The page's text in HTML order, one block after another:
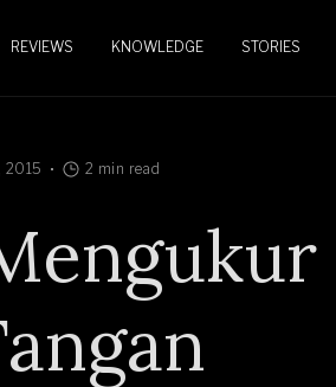
REVIEWS KNOWLEDGE STORIES
2015 2 min read